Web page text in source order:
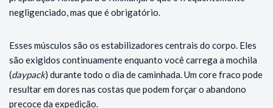
negligenciado, mas que é obrigatório.
Esses músculos são os estabilizadores centrais do corpo. Eles
são exigidos continuamente enquanto você carrega a mochila
(daypack) durante todo o dia de caminhada. Um core fraco pode
resultar em dores nas costas que podem forçar o abandono
precoce da expedição.